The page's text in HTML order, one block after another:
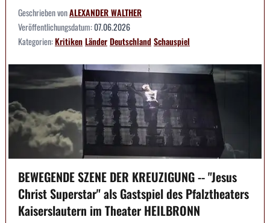
Geschrieben vonALEXANDER WALTHER
Veröffentlichungsdatum:07.06.2026
Kategorien:KritikenLänderDeutschlandSchauspiel
BEWEGENDE SZENE DER KREUZIGUNG -- "Jesus
Christ Superstar" als Gastspiel des Pfalztheaters
Kaiserslautern im Theater HEILBRONN